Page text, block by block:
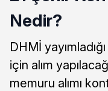
Nedir?
DHMİ
için alım
memuru alımı